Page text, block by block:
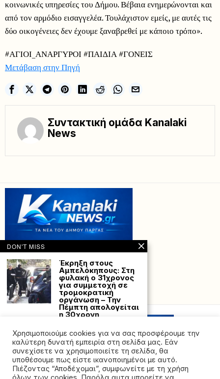
κοινωνικές υπηρεσίες του Δήμου. Βέβαια ενημερώνονται και
από τον αρμόδιο εισαγγελέα. Τουλάχιστον εμείς, με αυτές τις
δύο οικογένειες δεν έχουμε ξαναβρεθεί με κάποιο τρόπο».
#ΑΓΙΟΙ_ΑΝΑΡΓΥΡΟΙ #ΠΑΙΔΙΑ #ΓΟΝΕΙΣ
Μετάβαση στην Πηγή
Συντακτική ομάδα Kanalaki
News
Powered with by Hostville”)
Χρησιμοποιούμε cookies για να σας προσφέρουμε την
καλύτερη δυνατή εμπειρία στη σελίδα μας. Εάν
συνεχίσετε να χρησιμοποιείτε τη σελίδα, θα
υποθέσουμε πως είστε ικανοποιημένοι με αυτό.
Πιέζοντας “Αποδέχομαι”, συμφωνείτε με τη χρήση
DON'T MISS
Έκρηξη στους
Αμπελόκηπους: Στη
φυλακή ο 31χρονος
για συμμετοχή σε
τρομοκρατική
οργάνωση – Την
Πέμπτη απολογείται
η 30χρονη
31χρονος εμπλεκόμενος
στην υπόθεση της
έκρηξης
Ευχές του Δημάρχου
Πάργας Νίκου